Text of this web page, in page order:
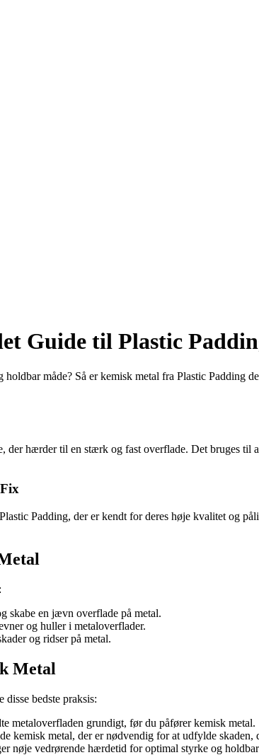
Guide til Plastic
måde? Så er kemisk metal fra Plastic
der hærder til en stærk og fast overflade. Det bruges
Padding, der er kendt for deres høje kvalitet og
skabe en jævn overflade på metal.
og huller i metaloverflader.
og ridser på metal.
Metal
bedste praksis:
metaloverfladen grundigt, før du påfører kemisk metal.
kemisk metal, der er nødvendig for at udfylde
nøje vedrørende hærdetid for optimal styrke og